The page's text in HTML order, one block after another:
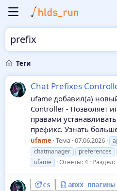
prefix
Теги
Chat Prefixes
ufame добавил(а)
Controller - Позволяет
правами
префикс. Узнать
ufame Тема 07.06.2026
chatmanager
preferences
ufame
Ответы: 4 Раздел:
cs amxx плагины